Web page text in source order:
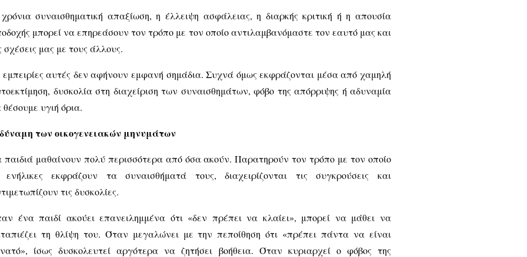
συναισθηματική απαξίωση, η έλλειψη ασφάλειας, η διαρκής κριτική ή η απουσία
μπορεί να επηρεάσουν τον τρόπο με τον οποίο αντιλαμβανόμαστε τον εαυτό μας και
σχέσεις μας με τους άλλους.
εμπειρίες αυτές δεν αφήνουν εμφανή σημάδια. Συχνά όμως εκφράζονται μέσα από χαμηλή
δυσκολία στη διαχείριση των συναισθημάτων, φόβο της απόρριψης ή αδυναμία
υγιή όρια.
των οικογενειακών μηνυμάτων
παιδιά μαθαίνουν πολύ περισσότερα από όσα ακούν. Παρατηρούν τον τρόπο με τον οποίο
ενήλικες εκφράζουν τα συναισθήματά τους, διαχειρίζονται τις συγκρούσεις και
τις δυσκολίες.
ένα παιδί ακούει επανειλημμένα ότι «δεν πρέπει να κλαίει», μπορεί να μάθει να
τη θλίψη του. Όταν μεγαλώνει με την πεποίθηση ότι «πρέπει πάντα να είναι
ίσως δυσκολευτεί αργότερα να ζητήσει βοήθεια. Όταν κυριαρχεί ο φόβος της